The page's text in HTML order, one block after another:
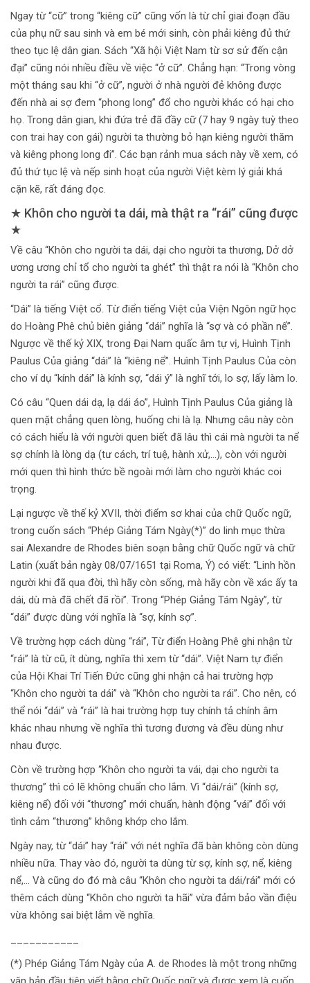
Ngay từ “cữ” trong “kiêng cữ” cũng vốn là từ chỉ giai đoạn đầu
của phụ nữ sau sinh và em bé mới sinh, còn phải kiêng đủ thứ
theo tục lệ dân gian. Sách “Xã hội Việt Nam từ sơ sử đến cận
đại” cũng nói nhiều điều về việc “ở cữ”. Chẳng hạn: “Trong vòng
một tháng sau khi “ở cữ”, người ở nhà người đẻ không được
đến nhà ai sợ đem “phong long” đổ cho người khác có hại cho
họ. Trong dân gian, khi đứa trẻ đã đầy cữ (7 hay 9 ngày tuỳ theo
con trai hay con gái) người ta thường bỏ hạn kiêng người thăm
và kiêng phong long đi”. Các bạn rảnh mua sách này về xem, có
đủ thứ tục lệ và nếp sinh hoạt của người Việt kèm lý giải khá
cặn kẽ, rất đáng đọc.
★ Khôn cho người ta dái, mà thật ra “rái” cũng được
★
Về câu “Khôn cho người ta dái, dại cho người ta thương, Dở dở
ương ương chỉ tổ cho người ta ghét” thì thật ra nói là “Khôn cho
người ta rái” cũng được.
“Dái” là tiếng Việt cổ. Từ điển tiếng Việt của Viện Ngôn ngữ học
do Hoàng Phê chủ biên giảng “dái” nghĩa là “sợ và có phần nể”.
Ngược về thế kỷ XIX, trong Đại Nam quấc âm tự vị, Huình Tịnh
Paulus Của giảng “dái” là “kiêng nể”. Huình Tịnh Paulus Của còn
cho ví dụ “kính dái” là kính sợ, “dái ý” là nghĩ tới, lo sợ, lấy làm lo.
Có câu “Quen dái dạ, lạ dái áo”, Huình Tịnh Paulus Của giảng là
quen mặt chẳng quen lòng, huống chi là lạ. Nhưng câu này còn
có cách hiểu là với người quen biết đã lâu thì cái mà người ta nể
sợ chính là lòng dạ (tư cách, trí tuệ, hành xử,…), còn với người
mới quen thì hình thức bề ngoài mới làm cho người khác coi
trọng.
Lại ngược về thế kỷ XVII, thời điểm sơ khai của chữ Quốc ngữ,
trong cuốn sách “Phép Giảng Tám Ngày(*)” do linh mục thừa
sai Alexandre de Rhodes biên soạn bằng chữ Quốc ngữ và chữ
Latin (xuất bản ngày 08/07/1651 tại Roma, Ý) có viết: “Linh hồn
người khi đã qua đời, thì hãy còn sống, mà hãy còn về xác ấy ta
dái, dù mà đã chết đã rồi”. Trong “Phép Giảng Tám Ngày”, từ
“dái” được dùng với nghĩa là “sợ, kính sợ”.
Về trường hợp cách dùng “rái”, Từ điển Hoàng Phê ghi nhận từ
“rái” là từ cũ, ít dùng, nghĩa thì xem từ “dái”. Việt Nam tự điển
của Hội Khai Trí Tiến Đức cũng ghi nhận cả hai trường hợp
“Khôn cho người ta dái” và “Khôn cho người ta rái”. Cho nên, có
thể nói “dái” và “rái” là hai trường hợp tuy chính tả chính âm
khác nhau nhưng về nghĩa thì tương đương và đều dùng như
nhau được.
Còn về trường hợp “Khôn cho người ta vái, dại cho người ta
thương” thì có lẽ không chuẩn cho lắm. Vì “dái/rái” (kính sợ,
kiêng nể) đối với “thương” mới chuẩn, hành động “vái” đối với
tình cảm “thương” không khớp cho lắm.
Ngày nay, từ “dái” hay “rái” với nét nghĩa đã bàn không còn dùng
nhiều nữa. Thay vào đó, người ta dùng từ sợ, kính sợ, nể, kiêng
nể,… Và cũng do đó mà câu “Khôn cho người ta dái/rái” mới có
thêm cách dùng “Khôn cho người ta hãi” vừa đảm bảo vần điệu
vừa không sai biệt lắm về nghĩa.
(*) Phép Giảng Tám Ngày của A. de Rhodes là một trong những